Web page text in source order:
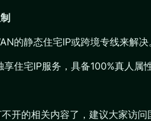
的静态住宅IP或跨境专线来解
住宅IP服务，具备100%真人属
开的相关内容了，建议大家访